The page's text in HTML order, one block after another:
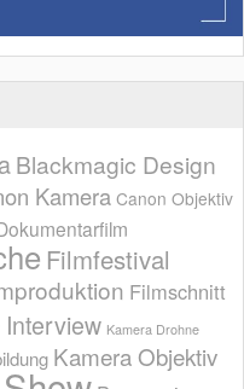
Blackmagic Design
KameraCanon Objektiv
Filmfestival
Filmschnitt
Interview Kamera Drohne
Kamera Objektiv